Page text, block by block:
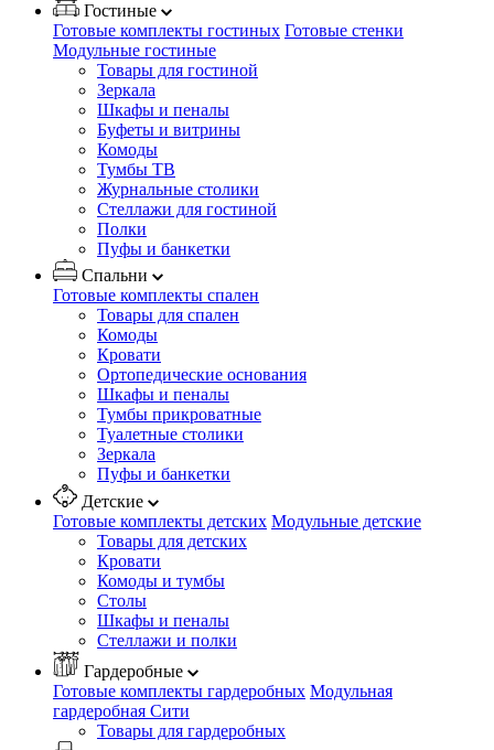
Гостиные
Готовые комплекты гостиных Готовые стенки
Модульные гостиные
Товары для гостиной
Зеркала
Шкафы и пеналы
Буфеты и витрины
Комоды
Тумбы ТВ
Журнальные столики
Стеллажи для гостиной
Полки
Пуфы и банкетки
Спальни
Готовые комплекты спален
Товары для спален
Комоды
Кровати
Ортопедические основания
Шкафы и пеналы
Тумбы прикроватные
Туалетные столики
Зеркала
Пуфы и банкетки
Детские
Готовые комплекты детских Модульные детские
Товары для детских
Кровати
Комоды и тумбы
Столы
Шкафы и пеналы
Стеллажи и полки
Гардеробные
Готовые комплекты гардеробных Модульная
гардеробная Сити
Товары для гардеробных